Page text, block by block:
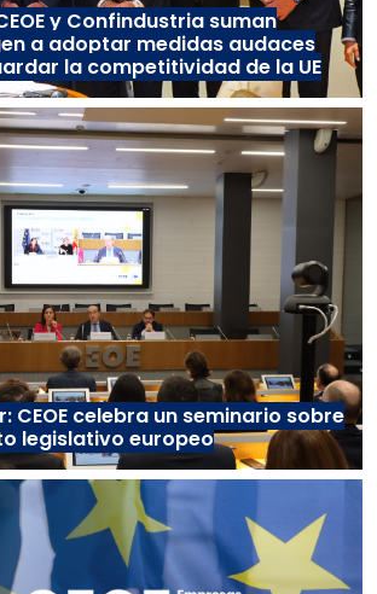
y Confindustria suman
a adoptar medidas audaces
la competitividad de la UE
CEOE celebra un seminario sobre
legislativo europeo